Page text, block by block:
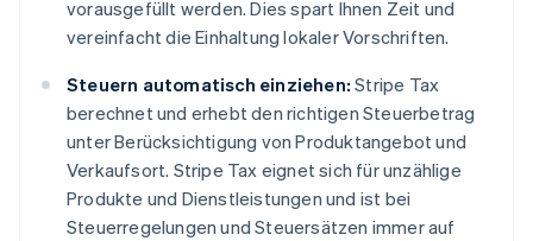
vorausgefüllt werden. Dies spart Ihnen Zeit und
vereinfacht die Einhaltung lokaler Vorschriften.
Steuern automatisch einziehen: Stripe Tax
berechnet und erhebt den richtigen Steuerbetrag
unter Berücksichtigung von Produktangebot und
Verkaufsort. Stripe Tax eignet sich für unzählige
Produkte und Dienstleistungen und ist bei
Steuerregelungen und Steuersätzen immer auf